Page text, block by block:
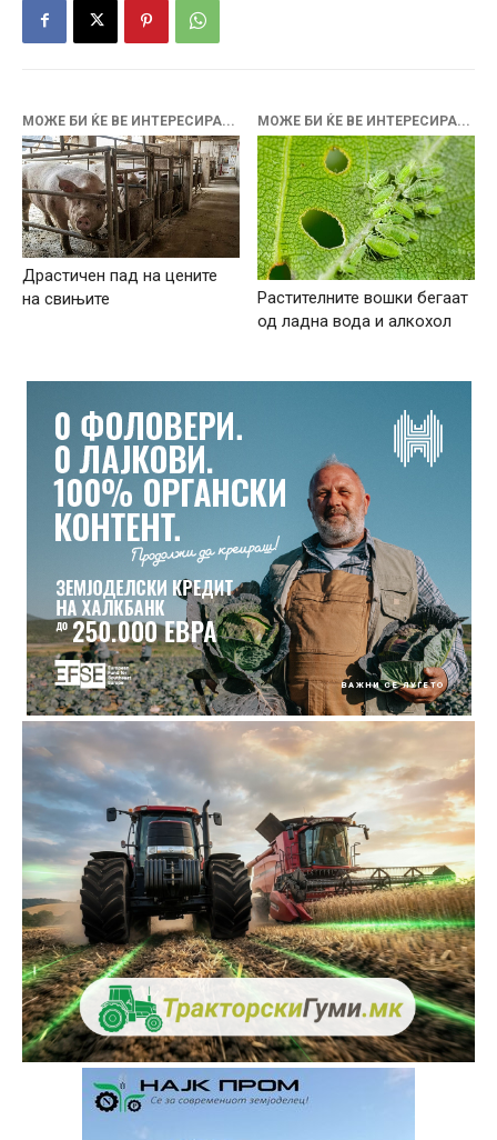
МОЖЕ БИ ЌЕ ВЕ ИНТЕРЕСИРА...
Драстичен пад на цените
на свињите
МОЖЕ БИ ЌЕ ВЕ ИНТЕРЕСИРА...
Растителните вошки бегаат
од ладна вода и алкохол